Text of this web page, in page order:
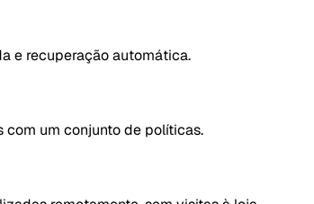
e recuperação automática.
um conjunto de políticas.